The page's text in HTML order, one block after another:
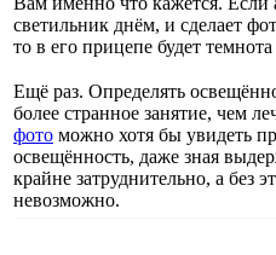
светильник днём, и сделает
то в его прицепе будет темнота
Ещё раз. Определять
более странное занятие, чем
фото можно хотя бы увидеть
освещённость, даже зная
крайне затруднительно, а без
невозможно.